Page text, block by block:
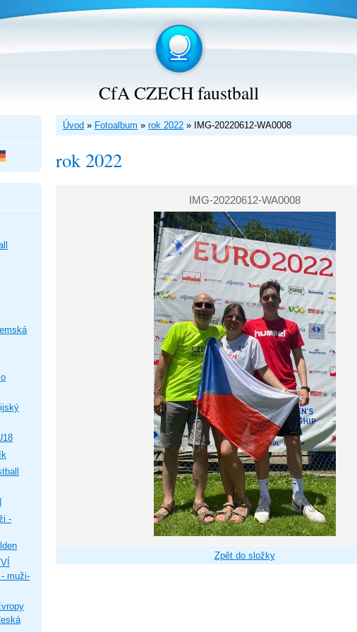
CfA CZECH faustball
Úvod » Fotoalbum » rok 2022 » IMG-20220612-WA0008
rok 2022
IMG-20220612-WA0008
Zpět do složky
-
muži-